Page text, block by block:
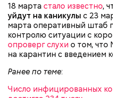
18 мартастало известно,
уйдут на каникулы с 23
марта оперативный штаб
контролю ситуации с
опроверг слухио том, что
на карантин с введением
Ранее по теме:
Число инфицированных
А еще, удержав меч
смерти трех мужей,
корыстолюбивым
2-3 картофелины,
1 некрупное яблоко,
1 некрупный помидор,
2 корня сельдерея,